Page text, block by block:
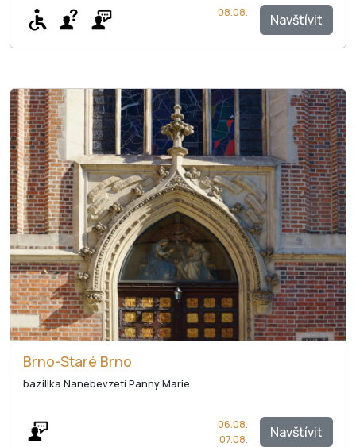
Navštívit
08.08.
Brno-Staré Brno
bazilika Nanebevzetí Panny Marie
Navštívit
06.08.
07.08.